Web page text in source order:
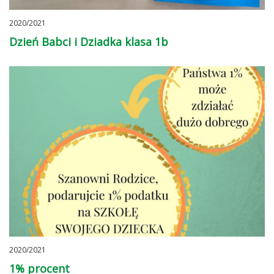
2020/2021
Dzień Babci i Dziadka klasa 1b
2020/2021
1% procent